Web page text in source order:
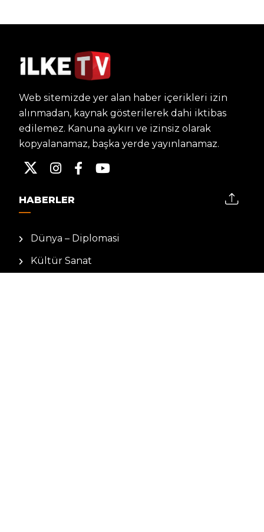
Web sitemizde yer alan haber içerikleri izin
alınmadan, kaynak gösterilerek dahi iktibas
edilemez. Kanuna aykırı ve izinsiz olarak
kopyalanamaz, başka yerde yayınlanamaz.
HABERLER
Dünya – Diplomasi
Kültür Sanat